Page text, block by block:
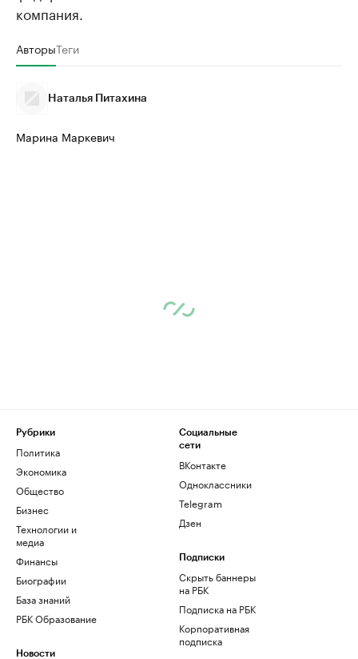
компания.
АвторыТеги
Наталья Питахина
Марина Маркевич
Рубрики
Политика
Экономика
Общество
Бизнес
Технологии и
медиа
Финансы
Биографии
База знаний
РБК Образование
Новости
Социальные
сети
ВКонтакте
Одноклассники
Telegram
Дзен
Подписки
Скрыть баннеры
на РБК
Подписка на РБК
Корпоративная
подписка